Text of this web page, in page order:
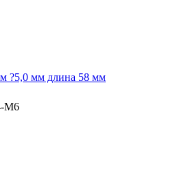
?5,0 мм длина 58 мм
M6